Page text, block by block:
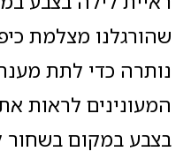
נותרה כדי לתת
המעונינים לראות
בצבע במקום בשחור